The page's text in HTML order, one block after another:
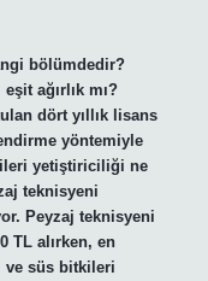
bölümdedir?
ağırlık mı?
dört yıllık lisans
yöntemiyle
yetiştiriciliği ne
teknisyeni
Peyzaj teknisyeni
TL alırken, en
ve süs bitkileri